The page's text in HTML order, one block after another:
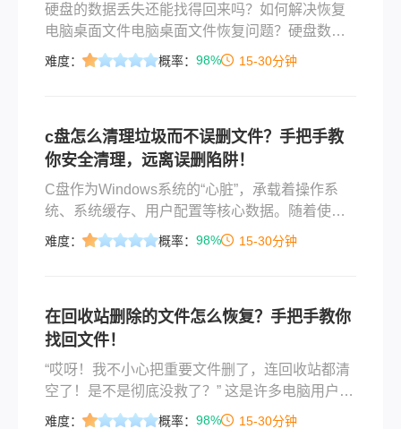
硬盘的数据丢失还能找得回来吗？如何解决恢复
电脑桌面文件电脑桌面文件恢复问题？硬盘数据
丢失当然是可以找回来的，只要你的数据没有被
是如果数据丢了有一段时间，那么在这段时间
内，又录入了新的数据，这样恢复的成功率就较
低了，要怎么知道数据能不能恢复出来呢？大家
可以使用转
难度： 概率： 98% 15-30分钟
c盘怎么清理垃圾而不误删文件？手把手教
你安全清理，远离误删陷阱！
C盘作为Windows系统的“心脏”，承载着操作系
统、系统缓存、用户配置等核心数据。随着使用
时间增长，C盘空间会被临时文件、缓存、更新备
何精准识别垃圾文件、安全清理成为关键。那么c
盘怎么清理垃圾而不误删文件呢？
难度： 概率： 98% 15-30分钟
在回收站删除的文件怎么恢复？手把手教你
找回文件！
“哎呀！我不小心把重要文件删了，连回收站都清
空了！是不是彻底没救了？” 这是许多电脑用户都
可能遇到的惊魂时刻。当你发现辛苦整理的文
难度： 概率： 98% 15-30分钟